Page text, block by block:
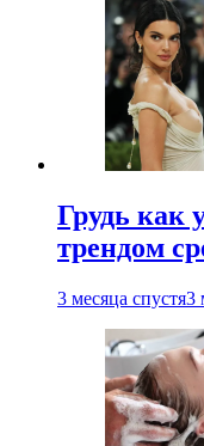
Грудь как
трендом
3 месяца спустя3